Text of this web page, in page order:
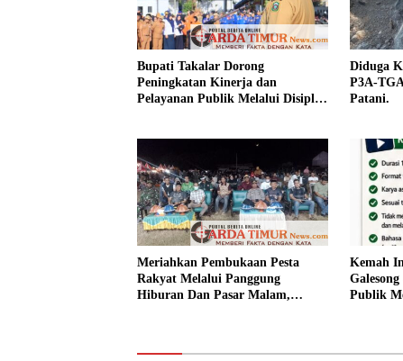
Bupati Takalar Dorong
Peningkatan Kinerja dan
Pelayanan Publik Melalui Disiplin
Diduga
P3A-
Patani.
Meriahkan Pembukaan Pesta
Rakyat Melalui Panggung
Hiburan Dan Pasar Malam,
Kemah
Publik